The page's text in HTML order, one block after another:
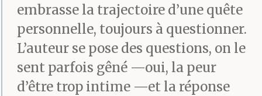
Mais il ne le savait pas.
Alors voilà :
embrasse la trajectoire d’une quête
personnelle, toujours à questionner.
L’auteur se pose des questions, on le
sent parfois gêné —oui, la peur
d’être trop intime —et la réponse